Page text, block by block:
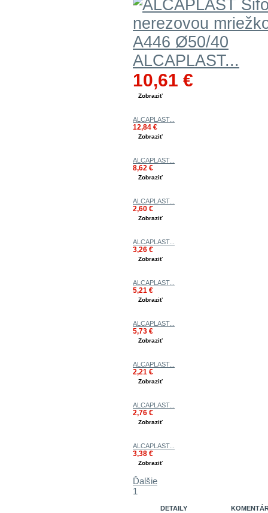
ALCAPLAST...
10,61 €
Zobraziť
ALCAPLAST...
12,84 €
Zobraziť
ALCAPLAST...
8,62 €
Zobraziť
ALCAPLAST...
2,60 €
Zobraziť
ALCAPLAST...
3,26 €
Zobraziť
ALCAPLAST...
5,21 €
Zobraziť
ALCAPLAST...
5,73 €
Zobraziť
ALCAPLAST...
2,21 €
Zobraziť
ALCAPLAST...
2,76 €
Zobraziť
ALCAPLAST...
3,38 €
Zobraziť
Ďalšie
1
DETAILY